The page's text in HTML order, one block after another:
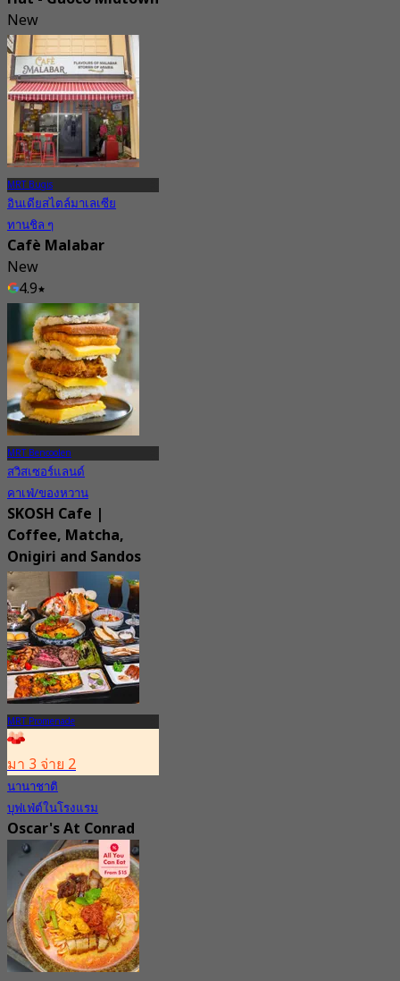
New
4.7
จากS$ 31.25
MRT Bugis
อินเดียสไตล์มาเลเซีย
ทานชิล ๆ
Cafè Malabar
New
4.9
จากS$ 18.75
MRT Bencoolen
สวิสเซอร์แลนด์
คาเฟ่/ของหวาน
SKOSH Cafe |
Coffee, Matcha,
Onigiri and Sandos
New
4.5
จากS$ 22.5
MRT Promenade
มา 3 จ่าย 2
นานาชาติ
บุฟเฟ่ต์ในโรงแรม
Oscar's At Conrad
Singapore Marina
Bay
4.5
3.2K การจอง
จากS$ 54.35